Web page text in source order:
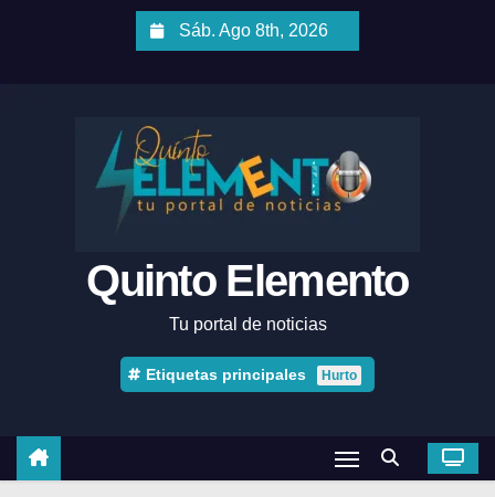
Sáb. Ago 8th, 2026
Quinto Elemento
Tu portal de noticias
Etiquetas principales Hurto